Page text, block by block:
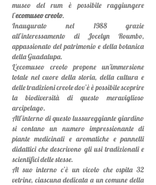
museo del rum è possibile raggiungere
l’ecomuseo creolo.
Inaugurato nel 1988 grazie
all’interessamento di Jocelyn Roumbo,
appassionato del patrimonio e della botanica
della Guadalupa.
L'ecomuseo creolo propone un'immersione
totale nel cuore della storia, della cultura e
delle tradizioni creole dov’è è possibile scoprire
la biodiversità di questo meraviglioso
arcipelago.
All’interno di questo lussureggiante giardino
si contano un numero impressionante di
piante medicinali e aromatiche e pannelli
didattici che descrivono gli usi tradizionali e
scientifici delle stesse.
Al suo interno c’è un vicolo che ospita 32
vetrine, ciascuna dedicata a un comune della